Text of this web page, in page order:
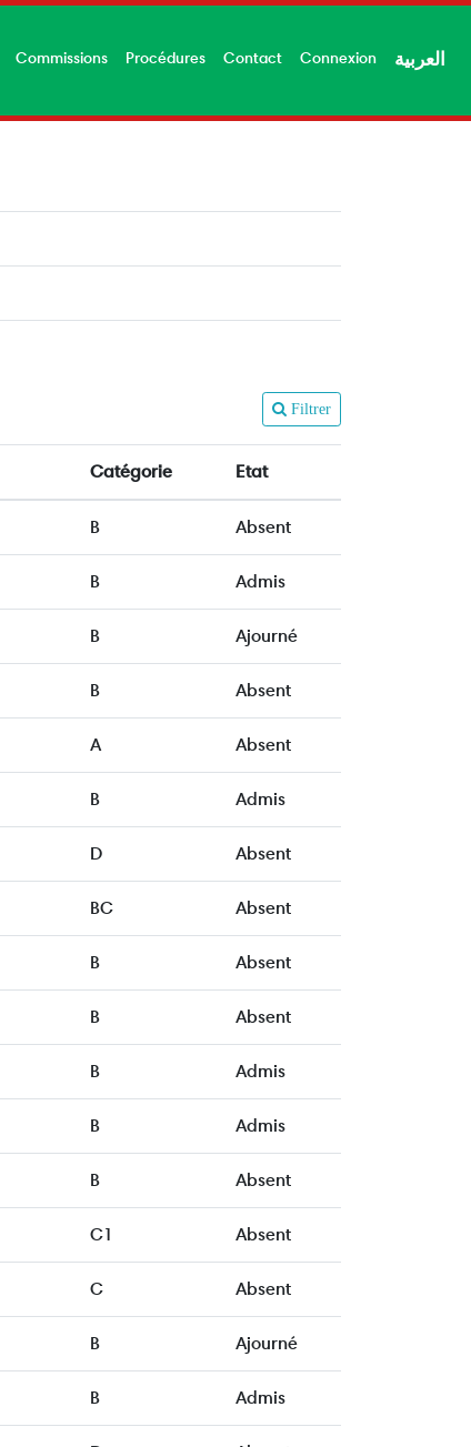
Commissions Procédures Contact Connexion العربية
Filtrer
Catégorie Etat
B Absent
B Admis
B Ajourné
B Absent
A Absent
B Admis
D Absent
BC Absent
B Absent
B Absent
B Admis
B Admis
B Absent
C1 Absent
C Absent
B Ajourné
B Admis